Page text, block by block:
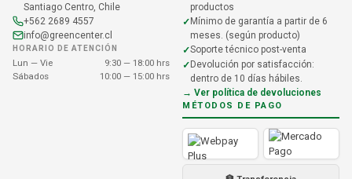
Santiago Centro, Chile
+562 2689 4557
info@greencenter.cl
HORARIO DE ATENCIÓN
Lun — Vie
9:30 — 18:00 hrs
Sábados
10:00 — 15:00 hrs
productos
Mínimo de garantía a partir de 6
meses. (según producto)
Soporte técnico post-venta
Devolución por satisfacción:
dentro de 10 días hábiles.
→ Ver política de devoluciones
MÉTODOS DE PAGO